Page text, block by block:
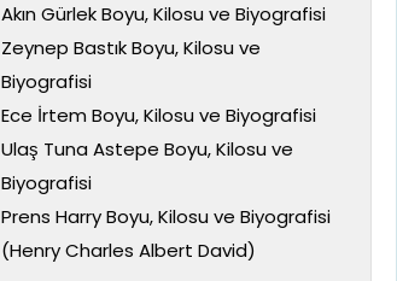
Akın Gürlek Boyu, Kilosu ve Biyografisi
Zeynep Bastık Boyu, Kilosu ve
Biyografisi
Ece İrtem Boyu, Kilosu ve Biyografisi
Ulaş Tuna Astepe Boyu, Kilosu ve
Biyografisi
Prens Harry Boyu, Kilosu ve Biyografisi
(Henry Charles Albert David)